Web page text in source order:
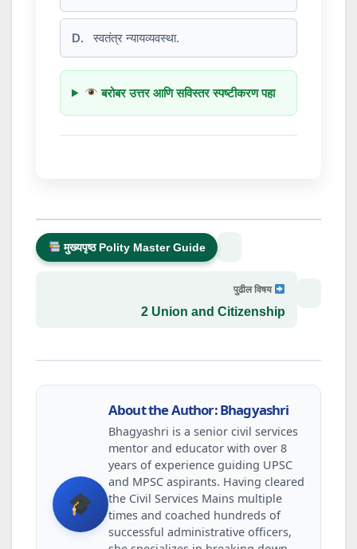
D. स्वतंत्र न्यायव्यवस्था.
बरोबर उत्तर आणि सविस्तर स्पष्टीकरण पहा
मुख्यपृष्ठ Polity Master Guide
पुढील विषय
2 Union and Citizenship
About the Author: Bhagyashri
Bhagyashri is a senior civil services
mentor and educator with over 8
years of experience guiding UPSC
and MPSC aspirants. Having cleared
the Civil Services Mains multiple
times and coached hundreds of
successful administrative officers,